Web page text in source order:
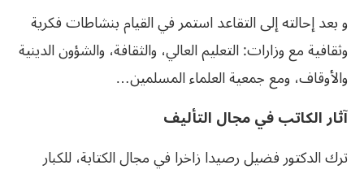
و بعد إحالته إلى التقاعد استمر في القيام بنشاطات فكرية
وثقافية مع وزارات: التعليم العالي، والثقافة، والشؤون الدينية
والأوقاف، ومع جمعية العلماء المسلمين…
آثار الكاتب في مجال التأليف
ترك الدكتور فضيل رصيدا زاخرا في مجال الكتابة، للكبار